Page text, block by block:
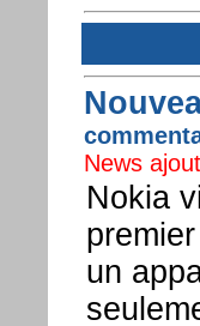
News
Nokia
un